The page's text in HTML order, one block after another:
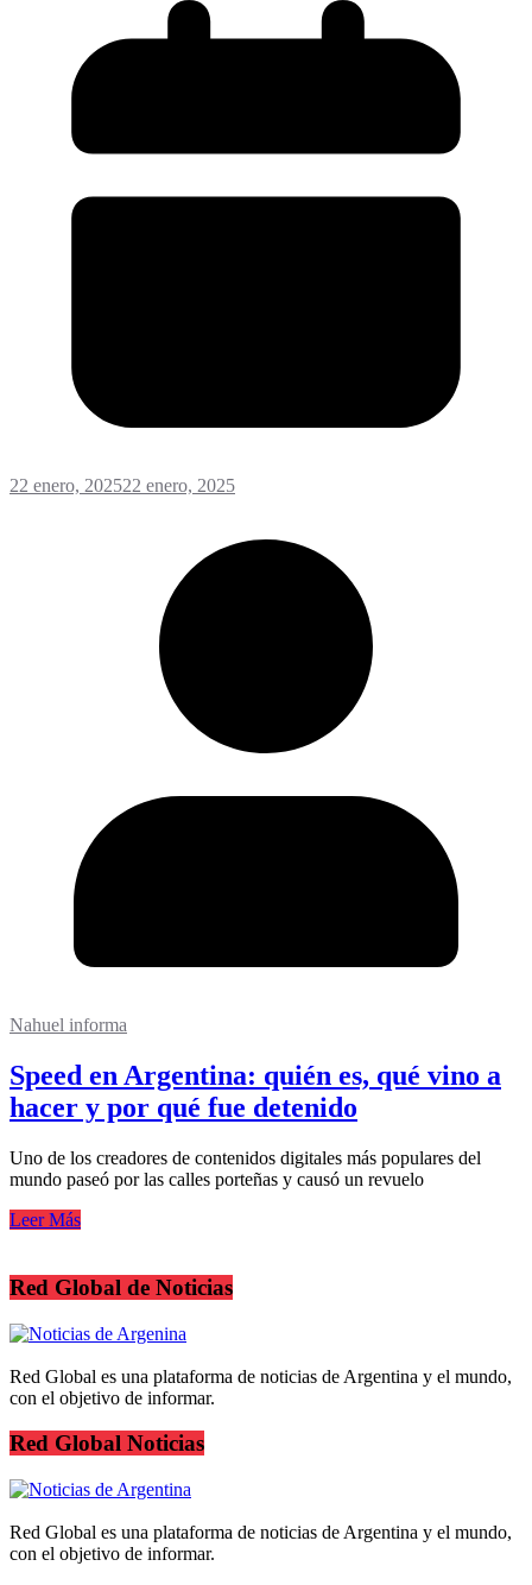
22 enero, 202522 enero, 2025
Nahuel informa
Speed en Argentina: quién es, qué vino a
hacer y por qué fue detenido
Uno de los creadores de contenidos digitales más populares del
mundo paseó por las calles porteñas y causó un revuelo
Leer Más
Red Global de Noticias
Red Global es una plataforma de noticias de Argentina y el mundo,
con el objetivo de informar.
Red Global Noticias
Red Global es una plataforma de noticias de Argentina y el mundo,
con el objetivo de informar.